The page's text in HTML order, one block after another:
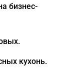
бизнес-
кухонь.